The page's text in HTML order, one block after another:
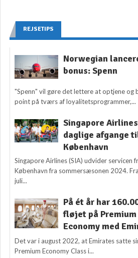
REJSETIPS
Norwegian
bonus: Spenn
"Spenn" vil gøre det lettere at optjene og
point på tværs af loyalitetsprogrammer,...
Singapore
daglige afgange
København
Singapore Airlines (SIA) udvider servicen
København fra sommersæsonen 2024.
juli...
På ét år har
fløjet på Premium
Economy med
Det var i august 2022, at Emirates satte
Premium Economy Class i...